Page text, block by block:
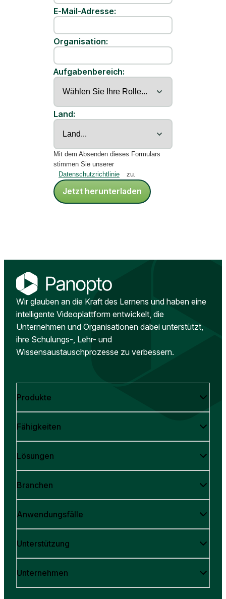
E-Mail-Adresse:
Organisation:
Aufgabenbereich:
Land:
Mit dem Absenden dieses Formulars
stimmen Sie unserer
Datenschutzrichtlinie
zu.
Jetzt herunterladen
Wir glauben an die Kraft des Lernens und haben eine
intelligente Videoplattform entwickelt, die
Unternehmen und Organisationen dabei unterstützt,
ihre Schulungs-, Lehr- und
Wissensaustauschprozesse zu verbessern.
Produkte
Fähigkeiten
Lösungen
Branchen
Anwendungsfälle
Unterstützung
Unternehmen